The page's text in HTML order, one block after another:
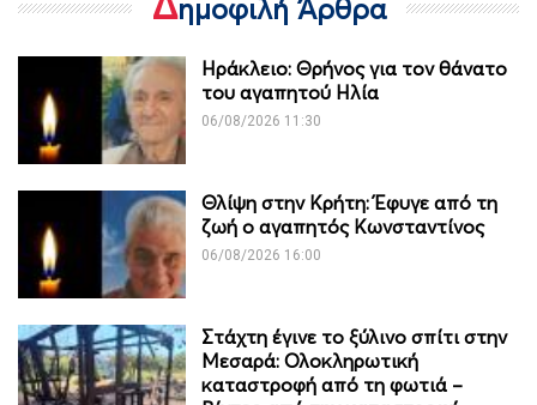
ημοφιλή Άρθρα
Ηράκλειο: Θρήνος για τον θάνατο
του αγαπητού Ηλία
06/08/2026 11:30
Θλίψη στην Κρήτη: Έφυγε από τη
ζωή ο αγαπητός Κωνσταντίνος
06/08/2026 16:00
Στάχτη έγινε το ξύλινο σπίτι στην
Μεσαρά: Ολοκληρωτική
καταστροφή από τη φωτιά –